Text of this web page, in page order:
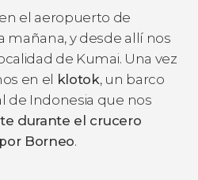
el aeropuerto de
mañana, y desde allí nos
de Kumai. Una vez
en el klotok, un barco
de Indonesia que nos
durante el crucero
Borneo.